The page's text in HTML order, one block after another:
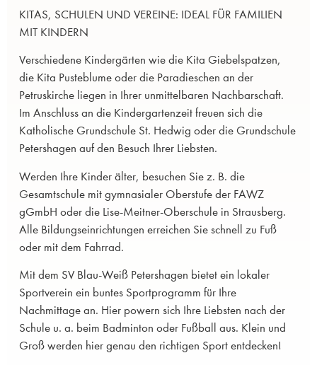
KITAS, SCHULEN UND VEREINE: IDEAL FÜR FAMILIEN
MIT KINDERN
Verschiedene Kindergärten wie die Kita Giebelspatzen,
die Kita Pusteblume oder die Paradieschen an der
Petruskirche liegen in Ihrer unmittelbaren Nachbarschaft.
Im Anschluss an die Kindergartenzeit freuen sich die
Katholische Grundschule St. Hedwig oder die Grundschule
Petershagen auf den Besuch Ihrer Liebsten.
Werden Ihre Kinder älter, besuchen Sie z. B. die
Gesamtschule mit gymnasialer Oberstufe der FAWZ
gGmbH oder die Lise-Meitner-Oberschule in Strausberg.
Alle Bildungseinrichtungen erreichen Sie schnell zu Fuß
oder mit dem Fahrrad.
Mit dem SV Blau-Weiß Petershagen bietet ein lokaler
Sportverein ein buntes Sportprogramm für Ihre
Nachmittage an. Hier powern sich Ihre Liebsten nach der
Schule u. a. beim Badminton oder Fußball aus. Klein und
Groß werden hier genau den richtigen Sport entdecken!